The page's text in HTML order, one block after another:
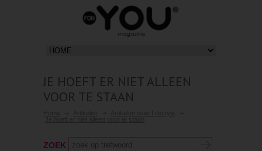
JE HOEFT ER NIET ALLEEN
VOOR TE STAAN
ZOEK